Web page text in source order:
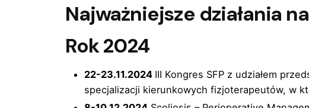
Najważniejsze działania
Rok 2024
22-23.11.2024 III Kongres SFP z udziałem
specjalizacji kierunkowych fizjoterapeutów, w